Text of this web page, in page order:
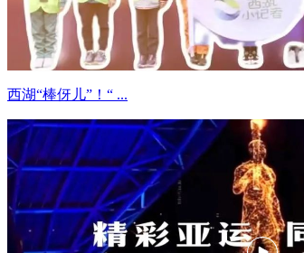
西湖“棒伢儿”！“ ...